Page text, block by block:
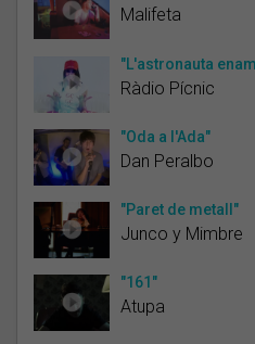
Malifeta
"L'astronauta
Ràdio Pícnic
"Oda a l'Ada"
Dan Peralbo
"Paret de metall"
Junco y Mimbre
"161"
Atupa